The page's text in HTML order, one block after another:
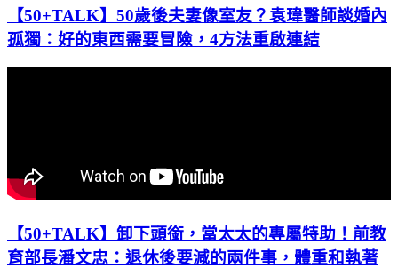
【50+TALK】50歲後夫妻像室友？袁瑋醫師談婚內
孤獨：好的東西需要冒險，4方法重啟連結
【50+TALK】卸下頭銜，當太太的專屬特助！前教
育部長潘文忠：退休後要減的兩件事，體重和執著